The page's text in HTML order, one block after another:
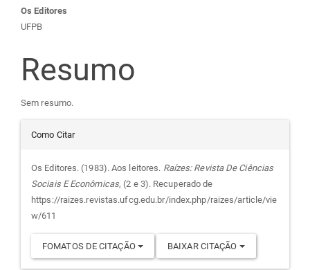
Conteúdo
do
artigo
principal
Os Editores
UFPB
Resumo
Sem resumo.
Detalhes
do
artigo
Como Citar
Os Editores. (1983). Aos leitores. Raízes: Revista De Ciências
Sociais E Econômicas, (2 e 3). Recuperado de
https://raizes.revistas.ufcg.edu.br/index.php/raizes/article/vie
w/611
FOMATOS DE CITAÇÃO BAIXAR CITAÇÃO